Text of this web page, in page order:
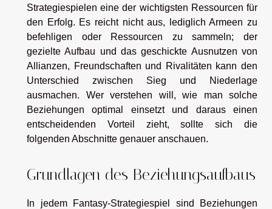
Strategiespielen eine der wichtigsten Ressourcen für
den Erfolg. Es reicht nicht aus, lediglich Armeen zu
befehligen oder Ressourcen zu sammeln; der
gezielte Aufbau und das geschickte Ausnutzen von
Allianzen, Freundschaften und Rivalitäten kann den
Unterschied zwischen Sieg und Niederlage
ausmachen. Wer verstehen will, wie man solche
Beziehungen optimal einsetzt und daraus einen
entscheidenden Vorteil zieht, sollte sich die
folgenden Abschnitte genauer anschauen.
Grundlagen des Beziehungsaufbaus
In jedem Fantasy-Strategiespiel sind Beziehungen